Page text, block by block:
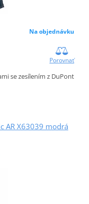
Na objednávku
Porovnať
se zesílením z DuPont
AR X63039 modrá